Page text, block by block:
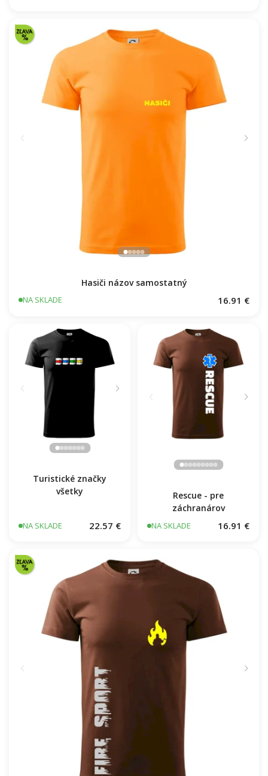
Hasiči názov samostatný
NA SKLADE 16.91 €
Turistické značky
všetky
NA SKLADE 22.57 €
Rescue - pre
záchranárov
NA SKLADE 16.91 €